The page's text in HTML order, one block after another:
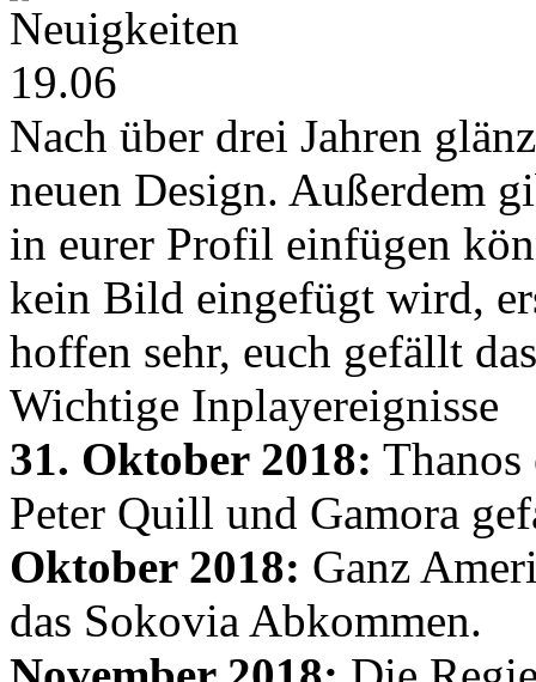
Neuigkeiten
19.06
Nach über drei Jahren
neuen Design. Außerdem
in eurer Profil einfügen
kein Bild eingefügt wird,
hoffen sehr, euch gefällt
Wichtige Inplayereignisse
31. Oktober 2018:
Peter Quill und Gamora
Oktober 2018: Ganz
das Sokovia Abkommen.